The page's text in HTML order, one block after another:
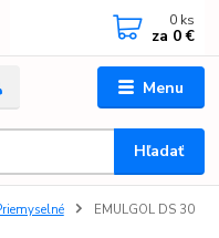
Menu
Hľadať
0 ks
za 0 €
EMULGOL DS 30